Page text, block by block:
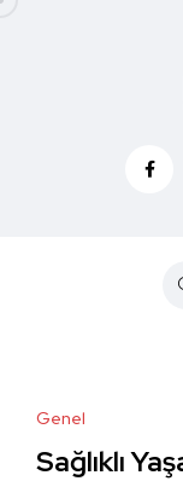
Genel
Sağlıklı